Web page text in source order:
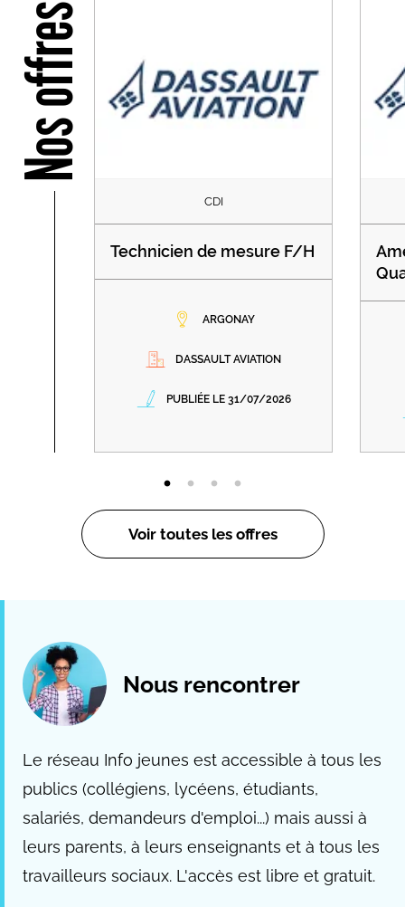
Nos offres
CDI
Technicien de mesure F/H
ARGONAY
DASSAULT AVIATION
PUBLIÉE LE 31/07/2026
Voir toutes les offres
Nous rencontrer
Le réseau Info jeunes est accessible à tous les
publics (collégiens, lycéens, étudiants,
salariés, demandeurs d'emploi...) mais aussi à
leurs parents, à leurs enseignants et à tous les
travailleurs sociaux. L'accès est libre et gratuit.